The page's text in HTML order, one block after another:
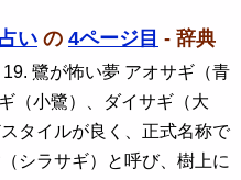
い の 4ページ目 - 辞典
19. 鷺が怖い夢 アオサギ（青
（小鷺）、ダイサギ（大
タイルが良く、正式名称で
シラサギ）と呼び、樹上に